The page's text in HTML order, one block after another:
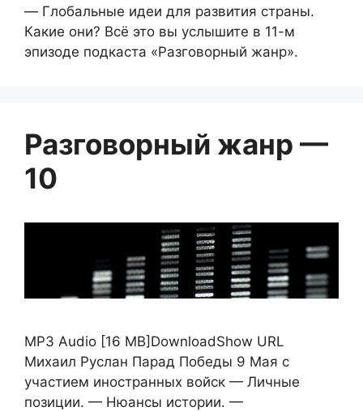
— Глобальные идеи для развития страны.
Какие они? Всё это вы услышите в 11-м
эпизоде подкаста «Разговорный жанр».
Разговорный жанр —
10
MP3 Audio [16 MB]DownloadShow URL
Михаил Руслан Парад Победы 9 Мая с
участием иностранных войск — Личные
позиции. — Нюансы истории. —